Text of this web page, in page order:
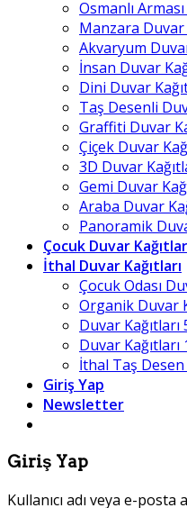
Osmanlı
Manzara Duvar
Akvaryum
İnsan Duvar
Dini Duvar
Taş Desenli
Graffiti Duvar
Çiçek Duvar
3D Duvar
Gemi Duvar
Araba Duvar
Panoramik
Çocuk Duvar
İthal Duvar Kağıtları
Çocuk Odası
Organik Duvar
Duvar Kağıtları
Duvar Kağıtları
İthal Taş Desen
Giriş Yap
Newsletter
Giriş Yap
Kullanıcı adı veya e-posta